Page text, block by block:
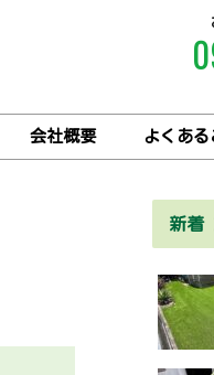
会社概要 よくある
新着